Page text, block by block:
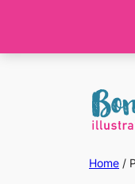
de
Home /